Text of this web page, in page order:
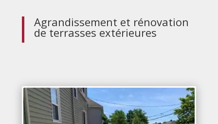
Agrandissement et rénovation
de terrasses extérieures